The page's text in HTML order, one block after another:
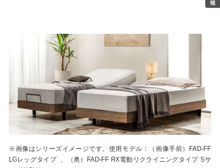
※画像はシリーズイメージです。使用モデル：（画像手前）FAD-FF
LGレッグタイプ 、（奥）FAD-FF RX電動リクライニングタイプ Sサ